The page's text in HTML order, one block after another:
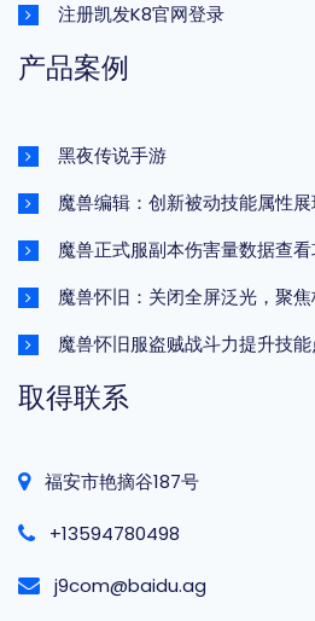
注册凯发K8官网登录
产品案例
黑夜传说手游
魔兽编辑：创新被动技能属性
魔兽正式服副本伤害量数据查
魔兽怀旧：关闭全屏泛光，聚
魔兽怀旧服盗贼战斗力提升技
取得联系
福安市艳摘谷187号
+13594780498
j9com@baidu.ag